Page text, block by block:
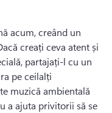
acum, creând un
creați ceva atent și
partajați-l cu un
pe ceilalți
muzică ambientală
a ajuta privitorii să se